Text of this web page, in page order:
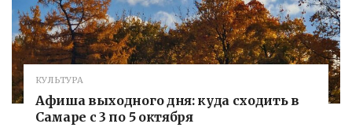
КУЛЬТУРА
Афиша выходного дня: куда сходить в
Самаре с 3 по 5 октября